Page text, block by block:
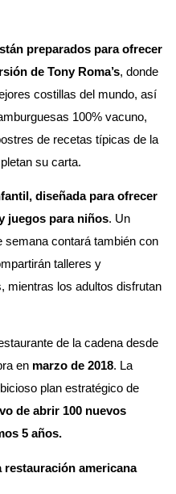
preparados para ofrecer
de Tony Roma’s, donde
costillas del mundo, así
100% vacuno,
de recetas típicas de la
su carta.
diseñada para ofrecer
juegos para niños. Un
semana contará también con
talleres y
mientras los adultos disfrutan
de la cadena desde
en marzo de 2018. La
plan estratégico de
de abrir 100 nuevos
5 años.
restauración americana